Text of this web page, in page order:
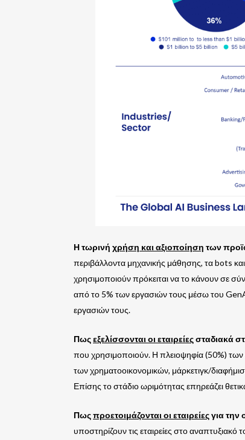
Η τωρινή χρήση και αξιοποίηση των
περιβάλλοντα μηχανικής μάθησης, τα bots
χρησιμοποιούν πρόκειται να το κάνουν σε
από το 5% των εργασιών τους μέσω του
εργασιών τους.
Πωςεξελίσσονται οι εταιρείεςσταδιακά
που χρησιμοποιούν. Η πλειοψηφία (50%) των
των χρηματοοικονομικών, μάρκετιγκ/
Επίσης το στάδιο ωριμότητας επηρεάζει
Πωςπροετοιμάζονται οι εταιρείεςγια την
υποστηρίζουν τις εταιρείες στο αναπτυξιακό